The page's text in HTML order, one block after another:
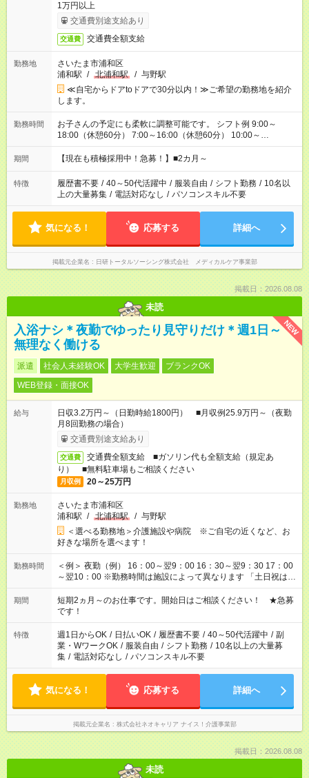
1万円以上
交通費別途支給あり
交通費 交通費全額支給
勤務地
さいたま市浦和区
浦和駅 / 北浦和駅 / 与野駅
≪自宅からドアtoドアで30分以内！≫ご希望の勤務地を紹介
します。
勤務時間
お子さんの予定にも柔軟に調整可能です。 シフト例 9:00～
18:00（休憩60分） 7:00～16:00（休憩60分） 10:00～
19:00（休憩60分） ※Wワーク希望の方へ 今ご覧のお仕事で希
望する勤務時間と、もう1つのお仕事の勤務時間の合計が 週40
期間 【現在も積極採用中！急募！】■2カ月～
特徴 履歴書不要 / 40～50代活躍中 / 服装自由 / シフト勤務 / 10名以
上の大量募集 / 電話対応なし / パソコンスキル不要
気になる！ 応募する 詳細へ
掲載元企業名 日研トータルソーシング株式会社 メディカルケア事業部
掲載日：2026.08.08
未読
NEW
入浴ナシ＊夜勤でゆったり見守りだけ＊週1日～
無理なく働ける
派遣 社会人未経験OK 大学生歓迎
ブランクOK
WEB登録・面接OK
給与
日収3.2万円～（日勤時給1800円） ■月収例25.9万円～（夜勤
月8回勤務の場合）
交通費別途支給あり
交通費
交通費全額支給 ■ガソリン代も全額支給（規定あ
り） ■無料駐車場もご相談ください
月収例 20～25万円
勤務地
さいたま市浦和区
浦和駅 / 北浦和駅 / 与野駅
＜選べる勤務地＞介護施設や病院 ※ご自宅の近くなど、お
好きな場所を選べます！
勤務時間
＜例＞ 夜勤（例） 16：00～翌9：00 16：30～翌9：30 17：00
～翌10：00 ※勤務時間は施設によって異なります 「土日祝は休
みたい」 「しっかり稼ぎたい」 「もう少し遅い時間から始めた
い」など ご希望にあったお仕事をご案内いたします。 ※未経験
の方の場合は1～2ヶ月間は日中での仕事を経験いただき、 お
仕事に慣れてからの夜勤になります。 ★家庭の都合でお休みが
必要な場合も遠慮なくご相談ください。
期間
短期2ヵ月～のお仕事です。開始日はご相談ください！ ★急募
です！
特徴 週1日からOK / 日払いOK / 履歴書不要 / 40～50代活躍中 / 副
業・WワークOK / 服装自由 / シフト勤務 / 10名以上の大量募
集 / 電話対応なし / パソコンスキル不要
気になる！ 応募する 詳細へ
掲載元企業名 株式会社ネオキャリア ナイス！介護事業部
掲載日：2026.08.08
未読